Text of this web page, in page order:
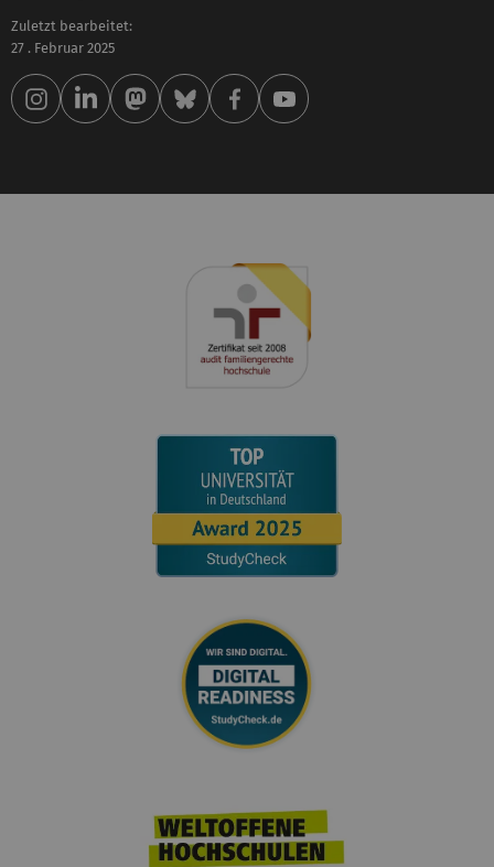
Zuletzt bearbeitet:
27 . Februar 2025